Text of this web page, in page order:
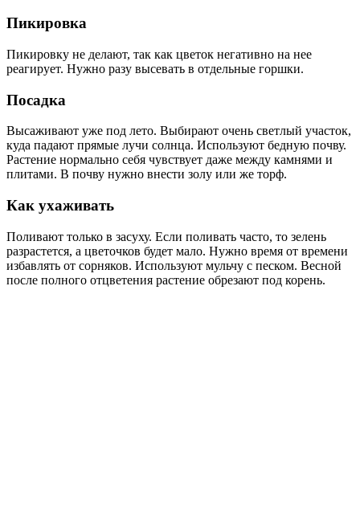
Пикировка
Пикировку не делают, так как цветок негативно на нее
реагирует. Нужно разу высевать в отдельные горшки.
Посадка
Высаживают уже под лето. Выбирают очень светлый участок,
куда падают прямые лучи солнца. Используют бедную почву.
Растение нормально себя чувствует даже между камнями и
плитами. В почву нужно внести золу или же торф.
Как ухаживать
Поливают только в засуху. Если поливать часто, то зелень
разрастется, а цветочков будет мало. Нужно время от времени
избавлять от сорняков. Используют мульчу с песком. Весной
после полного отцветения растение обрезают под корень.